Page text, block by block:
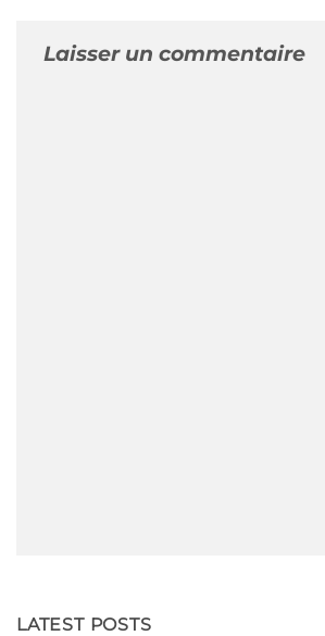
Laisser un commentaire
LATEST POSTS